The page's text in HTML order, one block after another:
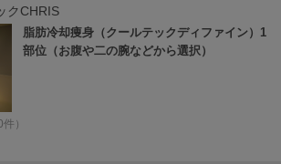
クCHRIS
脂肪冷却痩身（クールテックディファイン）1
部位（お腹や二の腕などから選択）
件）